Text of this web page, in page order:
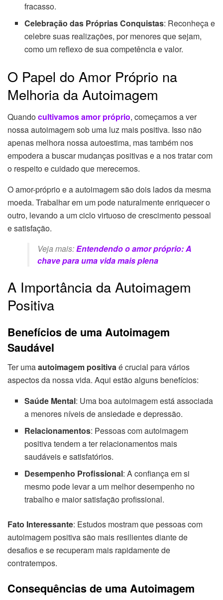
fracasso.
Celebração das Próprias Conquistas: Reconheça e
celebre suas realizações, por menores que sejam,
como um reflexo de sua competência e valor.
O Papel do Amor Próprio na
Melhoria da Autoimagem
Quandocultivamos amor próprio, começamos a ver
nossa autoimagem sob uma luz mais positiva. Isso não
apenas melhora nossa autoestima, mas também nos
empodera a buscar mudanças positivas e a nos tratar com
o respeito e cuidado que merecemos.
O amor-próprio e a autoimagem são dois lados da mesma
moeda. Trabalhar em um pode naturalmente enriquecer o
outro, levando a um ciclo virtuoso de crescimento pessoal
e satisfação.
Veja mais:Entendendo o amor próprio: A
chave para uma vida mais plena
A Importância da Autoimagem
Positiva
Benefícios de uma Autoimagem
Saudável
Ter umaautoimagem positivaé crucial para vários
aspectos da nossa vida. Aqui estão alguns benefícios:
Saúde Mental: Uma boa autoimagem está associada
a menores níveis de ansiedade e depressão.
Relacionamentos: Pessoas com autoimagem
positiva tendem a ter relacionamentos mais
saudáveis e satisfatórios.
Desempenho Profissional: A confiança em si
mesmo pode levar a um melhor desempenho no
trabalho e maior satisfação profissional.
Fato Interessante: Estudos mostram que pessoas com
autoimagem positiva são mais resilientes diante de
desafios e se recuperam mais rapidamente de
contratempos.
Consequências de uma Autoimagem